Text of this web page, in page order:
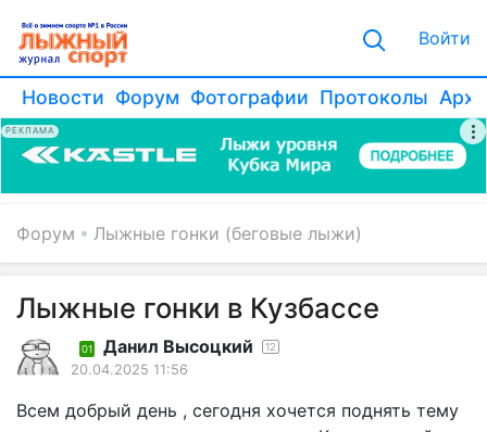
Войти
Новости Форум Фотографии Протоколы
РЕКЛАМА
Форум Лыжные гонки (беговые лыжи)
Лыжные гонки в Кузбассе
01 Данил Высоцкий 12
20.04.2025 11:56
Всем добрый день , сегодня хочется поднять тему